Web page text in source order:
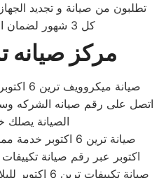
تطلبون من صيانة و تجديد
كل 3 شهور لضمان ان الجهاز بحالة جيده
مركز صيانه ترين 6
صيانة
اتصل على رقم صيانه الشركه
الصيانة يصلك خلال